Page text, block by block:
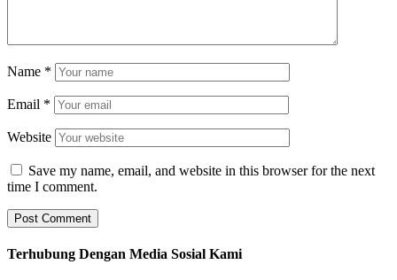
Name *
Email *
Website
Save my name, email, and website in this browser for the next
time I comment.
Terhubung Dengan Media Sosial Kami